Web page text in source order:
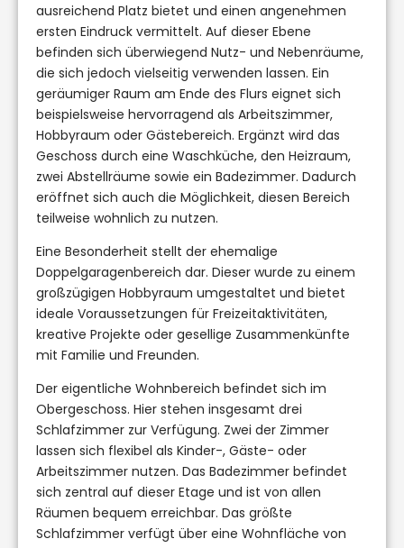
ausreichend Platz bietet und einen angenehmen
ersten Eindruck vermittelt. Auf dieser Ebene
befinden sich überwiegend Nutz- und Nebenräume,
die sich jedoch vielseitig verwenden lassen. Ein
geräumiger Raum am Ende des Flurs eignet sich
beispielsweise hervorragend als Arbeitszimmer,
Hobbyraum oder Gästebereich. Ergänzt wird das
Geschoss durch eine Waschküche, den Heizraum,
zwei Abstellräume sowie ein Badezimmer. Dadurch
eröffnet sich auch die Möglichkeit, diesen Bereich
teilweise wohnlich zu nutzen.
Eine Besonderheit stellt der ehemalige
Doppelgaragenbereich dar. Dieser wurde zu einem
großzügigen Hobbyraum umgestaltet und bietet
ideale Voraussetzungen für Freizeitaktivitäten,
kreative Projekte oder gesellige Zusammenkünfte
mit Familie und Freunden.
Der eigentliche Wohnbereich befindet sich im
Obergeschoss. Hier stehen insgesamt drei
Schlafzimmer zur Verfügung. Zwei der Zimmer
lassen sich flexibel als Kinder-, Gäste- oder
Arbeitszimmer nutzen. Das Badezimmer befindet
sich zentral auf dieser Etage und ist von allen
Räumen bequem erreichbar. Das größte
Schlafzimmer verfügt über eine Wohnfläche von